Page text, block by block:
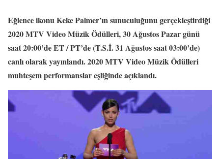
Eğlence ikonu Keke Palmer’ın sunuculuğunu gerçekleştirdiği
2020 MTV Video Müzik Ödülleri, 30 Ağustos Pazar günü
saat 20:00’de ET / PT’de (T.S.İ. 31 Ağustos saat 03:00’de)
canlı olarak yayınlandı. 2020 MTV Video Müzik Ödülleri
muhteşem performanslar eşliğinde açıklandı.